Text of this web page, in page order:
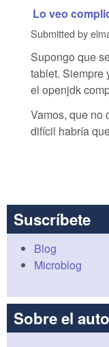
Lo veo
Submitted by
Supongo que
tablet. Siempre
el openjdk
Vamos, que no
difícil habría
Suscríbete
Blog
Microblog
Sobre el